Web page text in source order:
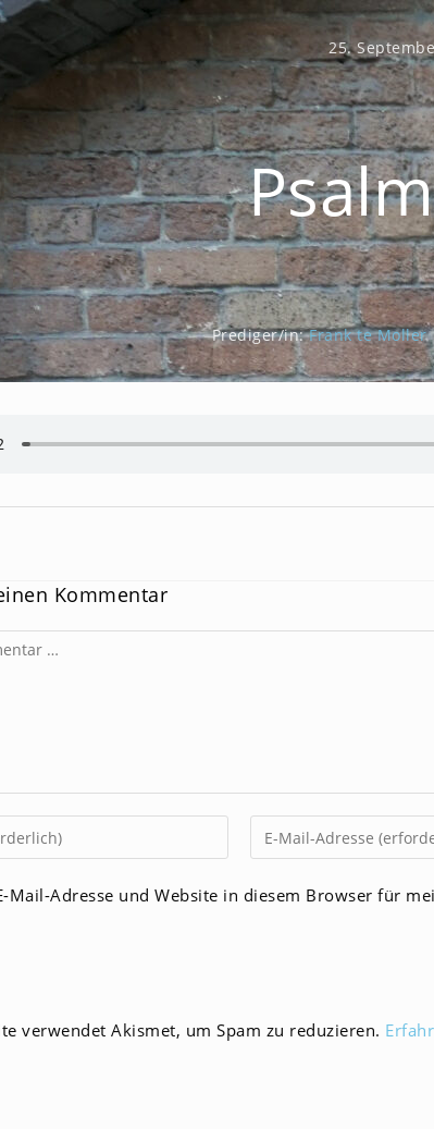
25.
Prediger/in: Frank te Moller
Kommentar
Gib
deine
Mail-Adresse und Website in diesem Browser für
verwendet Akismet, um Spam zu reduzieren.